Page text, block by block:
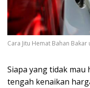
Cara Jitu Hemat Bahan
Siapa yang tidak mau
tengah kenaikan